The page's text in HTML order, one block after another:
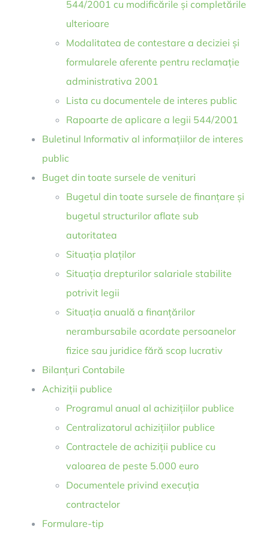
544/2001 cu modificările și completările
ulterioare
Modalitatea de contestare a deciziei și
formularele aferente pentru reclamație
administrativa 2001
Lista cu documentele de interes public
Rapoarte de aplicare a legii 544/2001
Buletinul Informativ al informațiilor de interes
public
Buget din toate sursele de venituri
Bugetul din toate sursele de finanțare și
bugetul structurilor aflate sub
autoritatea
Situația plaților
Situația drepturilor salariale stabilite
potrivit legii
Situația anuală a finanțărilor
nerambursabile acordate persoanelor
fizice sau juridice fără scop lucrativ
Bilanțuri Contabile
Achiziții publice
Programul anual al achizițiilor publice
Centralizatorul achizițiilor publice
Contractele de achiziții publice cu
valoarea de peste 5.000 euro
Documentele privind execuția
contractelor
Formulare-tip